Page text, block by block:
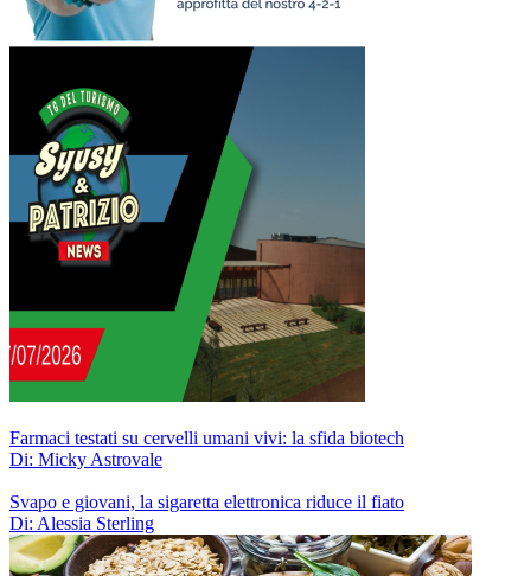
Farmaci testati su cervelli umani vivi: la sfida biotech
Di: Micky Astrovale
Svapo e giovani, la sigaretta elettronica riduce il fiato
Di: Alessia Sterling